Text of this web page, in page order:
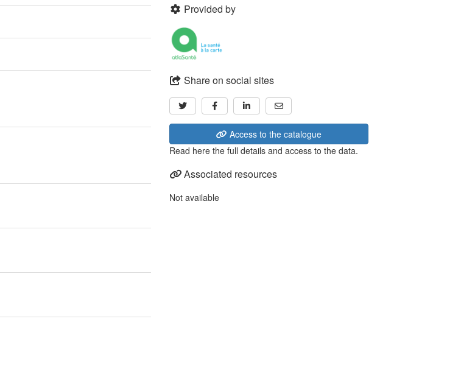
Provided by
Share on social sites
Access to the catalogue
Read here the full details and access to the data.
Associated resources
Not available